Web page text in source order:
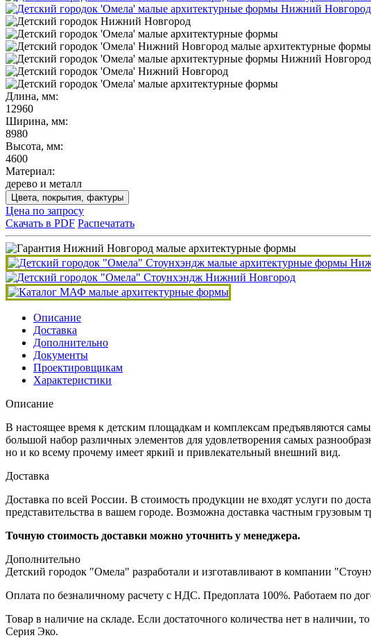
Длина, мм:
12960
Ширина, мм:
8980
Высота, мм:
4600
Материал:
дерево и металл
Цвета, покрытия, фактуры
Цена по запросу
Скачать в PDF Распечатать
Описание
Доставка
Дополнительно
Документы
Проектировщикам
Характеристики
Описание
В настоящее время к детским площадкам и комплексам предъявляются
большой набор различных элементов для удовлетворения самых
но и ко всему прочему имеет яркий и привлекательный внешний вид.
Доставка
Доставка по всей России. В стоимость продукции не входят услуги по
представительства в вашем городе. Возможна доставка частным грузовым
Точную стоимость доставки можно уточнить у менеджера.
Дополнительно
Детский городок "Омела" разработали и изготавливают в компании
Оплата по безналичному расчету с НДС. Предоплата 100%. Работаем по
Товар в наличие на складе. Если достаточного количества нет в наличии,
Серия Эко.